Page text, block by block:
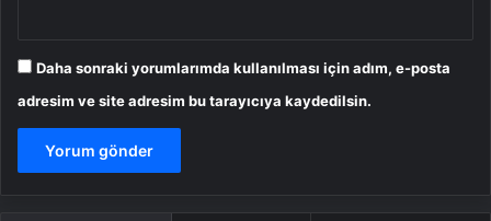
Daha sonraki yorumlarımda kullanılması için adım, e-posta
adresim ve site adresim bu tarayıcıya kaydedilsin.